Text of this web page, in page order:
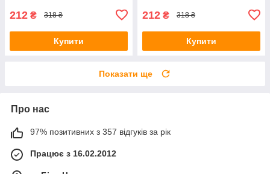
212 ₴ 318 ₴
Купити
212 ₴ 318 ₴
Купити
Показати ще
Про нас
97% позитивних з 357 відгуків за рік
Працює з 16.02.2012